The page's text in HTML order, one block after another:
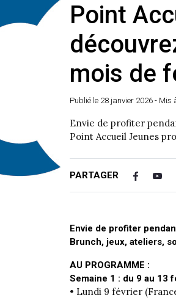
Point
mois de
Publié le 28 janvier 2026 - Mis
Envie de profiter
Point Accueil Jeunes
PARTAGER
Envie de profiter
Brunch, jeux, ateliers,
AU PROGRAMME :
Semaine 1 : du 9 au 13
• Lundi 9 février